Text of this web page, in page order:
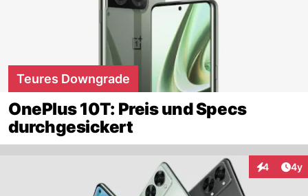
Teures Downgrade
OnePlus 10T: Preis und Specs
durchgesickert
4 4y